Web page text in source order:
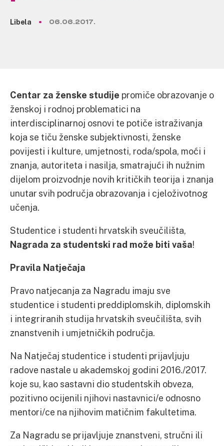
Libela 06.06.2017.
Centar za ženske studije promiče obrazovanje o
ženskoj i rodnoj problematici na
interdisciplinarnoj osnovi te potiče istraživanja
koja se tiču ženske subjektivnosti, ženske
povijesti i kulture, umjetnosti, roda/spola, moći i
znanja, autoriteta i nasilja, smatrajući ih nužnim
dijelom proizvodnje novih kritičkih teorija i znanja
unutar svih područja obrazovanja i cjeloživotnog
učenja.
Studentice i studenti hrvatskih sveučilišta,
Nagrada za studentski rad može biti vaša!
Pravila Natječaja
Pravo natjecanja za Nagradu imaju sve
studentice i studenti preddiplomskih, diplomskih
i integriranih studija hrvatskih sveučilišta, svih
znanstvenih i umjetničkih područja.
Na Natječaj studentice i studenti prijavljuju
radove nastale u akademskoj godini 2016./2017.
koje su, kao sastavni dio studentskih obveza,
pozitivno ocijenili njihovi nastavnici/e odnosno
mentori/ce na njihovim matičnim fakultetima.
Za Nagradu se prijavljuje znanstveni, stručni ili